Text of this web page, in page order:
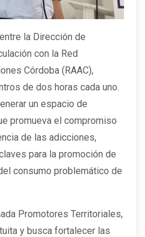
la Dirección de
con la Red
Córdoba (RAAC),
de dos horas cada uno.
un espacio de
promueva el compromiso
de las adicciones,
para la promoción de
consumo problemático de
Promotores Territoriales,
y busca fortalecer las